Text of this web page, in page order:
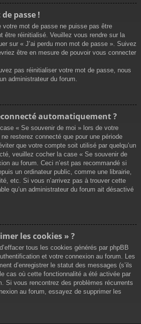
passe !
votre mot de passe ne puisse pas être
être réinitialisé. Veuillez vous rendre sur la
sur « J’ai perdu mon mot de passe ». Suivez
être en mesure de pouvoir vous connecter
pas réinitialiser votre mot de passe, nous
administrateur du forum.
automatiquement ?
« Se souvenir de moi » lors de votre
resterez connecté que pour une période
que votre compte soit utilisé par quelqu’un
veuillez cocher la case « Se souvenir de
au forum. Ceci n’est pas recommandé si
un ordinateur public, comme une librairie,
etc. Si vous n’arrivez pas à trouver cette
qu’un administrateur du forum ait désactivé
les cookies » ?
tous les cookies générés par phpBB
et votre connexion au forum. Les
d’enregistrer le statut des messages (s’ils
cas où cette fonctionnalité a été activée par
Si vous rencontrez des problèmes récurrents
au forum, essayez de supprimer les